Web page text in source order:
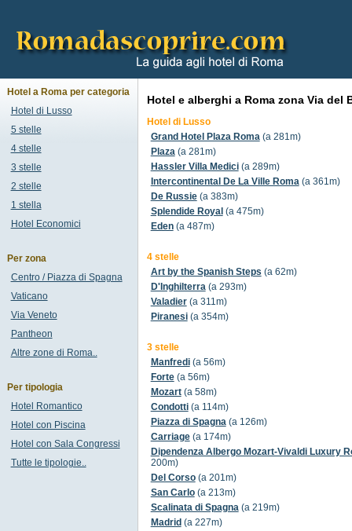
Hotel e alberghi a Roma zona Via del
Hotel di Lusso
Grand Hotel Plaza Roma(a 281m)
Plaza(a 281m)
Hassler Villa Medici(a 289m)
Intercontinental De La Ville Roma(a 361m)
De Russie(a 383m)
Splendide Royal (a 475m)
Eden(a 487m)
4 stelle
Art by the Spanish Steps (a 62m)
D'Inghilterra(a 293m)
Valadier(a 311m)
Piranesi(a 354m)
3 stelle
Manfredi(a 56m)
Forte(a 56m)
Mozart(a 58m)
Condotti(a 114m)
Piazza di Spagna(a 126m)
Carriage(a 174m)
Dipendenza Albergo Mozart-Vivaldi Luxury
200m)
Del Corso(a 201m)
San Carlo(a 213m)
Scalinata di Spagna(a 219m)
Madrid (a 227m)
Hotel a Roma per categoria
Hotel di Lusso
5 stelle
4 stelle
3 stelle
2 stelle
1 stella
Hotel Economici
Per zona
Centro / Piazza di Spagna
Vaticano
Via Veneto
Pantheon
Altre zone di Roma..
Per tipologia
Hotel Romantico
Hotel con Piscina
Hotel con Sala Congressi
Tutte le tipologie..